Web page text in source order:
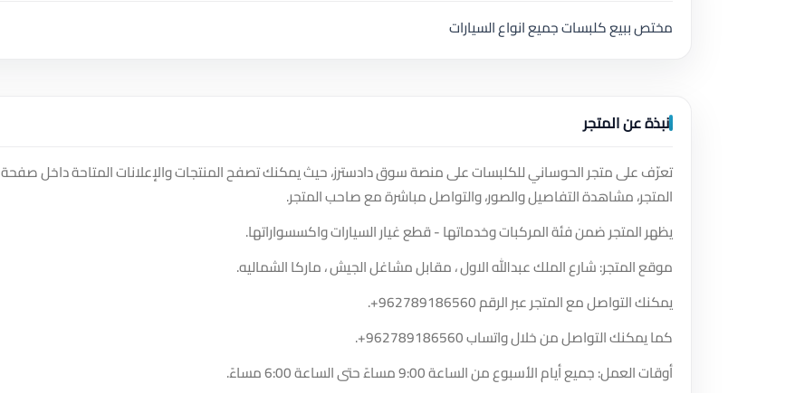
مختص ببيع كلبسات جميع انواع السيارات
نبذة عن المتجر
تعرّف على متجر الحوساني للكلبسات على منصة سوق دادسترز، حيث يمكنك تصفح المنتجات والإعلانات المتاحة داخل صفحة
المتجر، مشاهدة التفاصيل والصور، والتواصل مباشرة مع صاحب المتجر.
يظهر المتجر ضمن فئة المركبات وخدماتها - قطع غيار السيارات واكسسواراتها.
موقع المتجر: شارع الملك عبدالله الاول ، مقابل مشاغل الجيش ، ماركا الشماليه.
يمكنك التواصل مع المتجر عبر الرقم+962789186560
.
كما يمكنك التواصل من خلال واتساب+962789186560
.
أوقات العمل: جميع أيام الأسبوع من الساعة 9:00 مساءً حتى الساعة 6:00 مساءً.